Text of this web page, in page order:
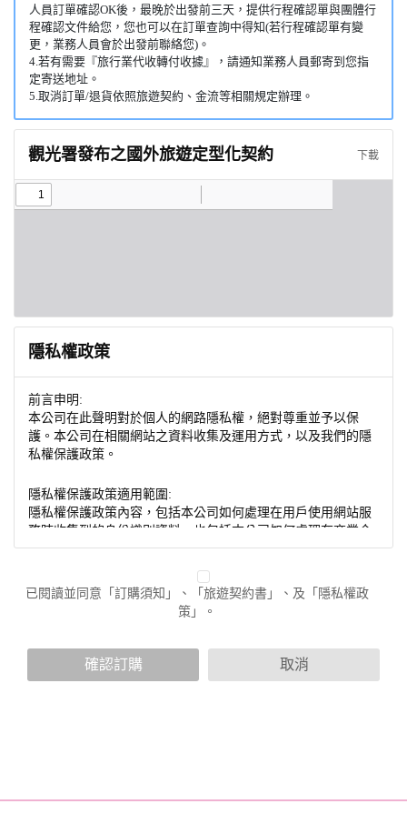
人員訂單確認OK後，最晚於出發前三天，提供行程確認單與團體行
程確認文件給您，您也可以在訂單查詢中得知(若行程確認單有變
更，業務人員會於出發前聯絡您)。
4.若有需要『旅行業代收轉付收據』，請通知業務人員郵寄到您指
定寄送地址。
5.取消訂單/退貨依照旅遊契約、金流等相關規定辦理。
觀光署發布之國外旅遊定型化契約 下載
隱私權政策
前言申明:
本公司在此聲明對於個人的網路隱私權，絕對尊重並予以保
護。本公司在相關網站之資料收集及運用方式，以及我們的隱
私權保護政策。
隱私權保護政策適用範圍:
隱私權保護政策內容，包括本公司如何處理在用戶使用網站服
務時收集到的身份識別資料，也包括本公司如何處理在商業合
作與本公司合作時分享的任何身份識別資料。隱私權保護政策
不適用於本公司以外的公司或網站群，與非本站所僱用或管理
人員。例如您透過本公司旗下網站上的廣告廠商連結，這些置
放連結的廠商也可能蒐集您個人的資料。對於您主動提供的個
人資訊，這些廣告廠商或連結網站有其個別的隱私權保護政
您個人在本網站上的聊天室或討論區中任意公開個人資料的行
為，在非經加密的保護下，亦不適用於本公司隱私權保護政
已閱讀並同意「訂購須知」、「旅遊契約書」、及「隱私權政
策」。
確認訂購 取消